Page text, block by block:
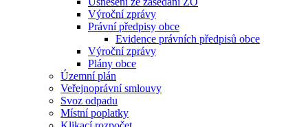
Výroční zprávy
Právní předpisy obce
Evidence právních předpisů obce
Výroční zprávy
Plány obce
Územní plán
Veřejnoprávní smlouvy
Svoz odpadu
Místní poplatky